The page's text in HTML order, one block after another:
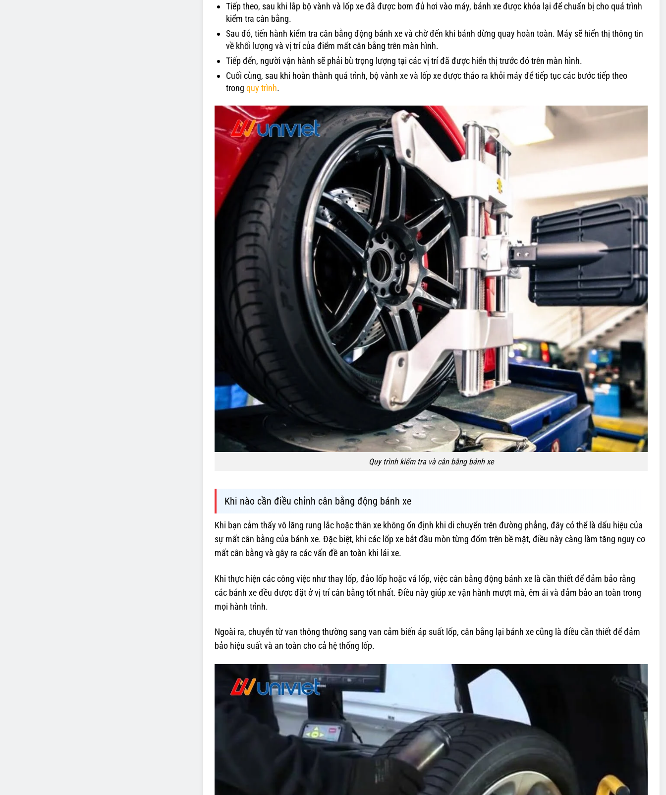
Tiếp theo, sau khi lắp bộ vành và lốp xe đã được bơm đủ hơi vào máy, bánh xe được khóa lại để chuẩn bị cho quá trình
kiểm tra cân bằng.
Sau đó, tiến hành kiểm tra cân bằng động bánh xe và chờ đến khi bánh dừng quay hoàn toàn. Máy sẽ hiển thị thông tin
về khối lượng và vị trí của điểm mất cân bằng trên màn hình.
Tiếp đến, người vận hành sẽ phải bù trọng lượng tại các vị trí đã được hiển thị trước đó trên màn hình.
Cuối cùng, sau khi hoàn thành quá trình, bộ vành xe và lốp xe được tháo ra khỏi máy để tiếp tục các bước tiếp theo
trongquy trình.
Quy trình kiểm tra và cân bằng bánh xe
Khi nào cần điều chỉnh cân bằng động bánh xe
Khi bạn cảm thấy vô lăng rung lắc hoặc thân xe không ổn định khi di chuyển trên đường phẳng, đây có thể là dấu hiệu của
sự mất cân bằng của bánh xe. Đặc biệt, khi các lốp xe bắt đầu mòn từng đốm trên bề mặt, điều này càng làm tăng nguy cơ
mất cân bằng và gây ra các vấn đề an toàn khi lái xe.
Khi thực hiện các công việc như thay lốp, đảo lốp hoặc vá lốp, việc cân bằng động bánh xe là cần thiết để đảm bảo rằng
các bánh xe đều được đặt ở vị trí cân bằng tốt nhất. Điều này giúp xe vận hành mượt mà, êm ái và đảm bảo an toàn trong
mọi hành trình.
Ngoài ra, chuyển từ van thông thường sang van cảm biến áp suất lốp, cân bằng lại bánh xe cũng là điều cần thiết để đảm
bảo hiệu suất và an toàn cho cả hệ thống lốp.